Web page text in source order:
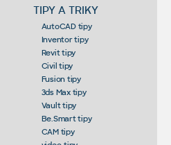
TIPY A TRIKY
AutoCAD tipy
Inventor tipy
Revit tipy
Civil tipy
Fusion tipy
3ds Max tipy
Vault tipy
Be.Smart tipy
CAM tipy